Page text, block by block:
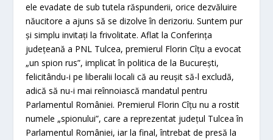
ele evadate de sub tutela răspunderii, orice dezvăluire
năucitore a ajuns să se dizolve în derizoriu. Suntem pur
şi simplu invitaţi la frivolitate. Aflat la Conferinţa
judeţeană a PNL Tulcea, premierul Florin Cîţu a evocat
„un spion rus”, implicat în politica de la Bucureşti,
felicitându-i pe liberalii locali că au reuşit să-l excludă,
adică să nu-i mai reînnoiască mandatul pentru
Parlamentul României. Premierul Florin Cîţu nu a rostit
numele „spionului”, care a reprezentat judeţul Tulcea în
Parlamentul României, iar la final, întrebat de presă la